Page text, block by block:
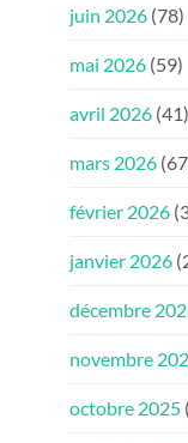
juin 2026 (78)
mai 2026 (59)
avril 2026 (41)
mars 2026
février 2026
janvier 2026
décembre
novembre
octobre 2025